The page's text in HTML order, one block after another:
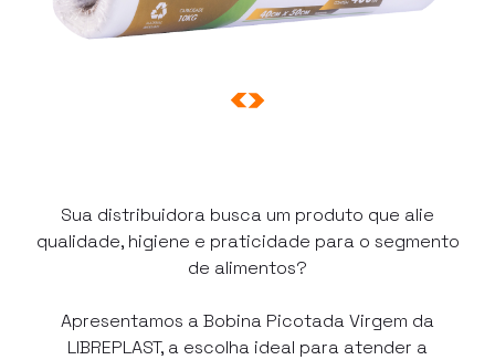
Sua distribuidora busca um produto que alie
qualidade, higiene e praticidade para o segmento
de alimentos?
Apresentamos a Bobina Picotada Virgem da
LIBREPLAST, a escolha ideal para atender a